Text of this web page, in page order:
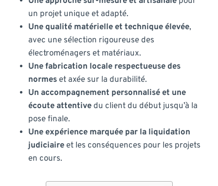
un projet unique et adapté.
Une qualité matérielle et technique élevée,
avec une sélection rigoureuse des
électroménagers et matériaux.
Une fabrication locale respectueuse des
normes et axée sur la durabilité.
Un accompagnement personnalisé et une
écoute attentive du client du début jusqu’à la
pose finale.
Une expérience marquée par la liquidation
judiciaire et les conséquences pour les projets
en cours.